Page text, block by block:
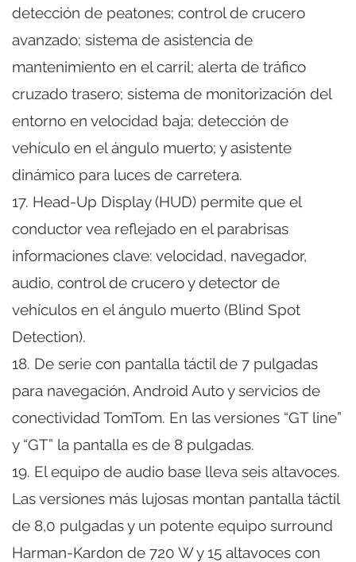
detección de peatones; control de crucero
avanzado; sistema de asistencia de
mantenimiento en el carril; alerta de tráfico
cruzado trasero; sistema de monitorización del
entorno en velocidad baja; detección de
vehículo en el ángulo muerto; y asistente
dinámico para luces de carretera.
17. Head-Up Display (HUD) permite que el
conductor vea reflejado en el parabrisas
informaciones clave: velocidad, navegador,
audio, control de crucero y detector de
vehículos en el ángulo muerto (Blind Spot
Detection).
18. De serie con pantalla táctil de 7 pulgadas
para navegación, Android Auto y servicios de
conectividad TomTom. En las versiones “GT line”
y “GT” la pantalla es de 8 pulgadas.
19. El equipo de audio base lleva seis altavoces.
Las versiones más lujosas montan pantalla táctil
de 8,0 pulgadas y un potente equipo surround
Harman-Kardon de 720 W y 15 altavoces con